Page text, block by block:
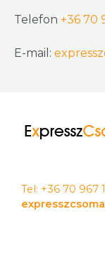
Telefon +36 70
E-mail:
Tel: +36 70 967